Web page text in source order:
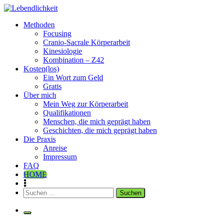
Zum
springen
Lebendlichkeit
Dipl.-Ing. Inge Simetzberger
Methoden
Focusing
Cranio-Sacrale Körperarbeit
Kinesiologie
Kombination – Z42
Kosten(los)
Ein Wort zum Geld
Gratis
Über mich
Mein Weg zur Körperarbeit
Qualifikationen
Menschen, die mich geprägt haben
Geschichten, die mich geprägt haben
Die Praxis
Anreise
Impressum
FAQ
HOME
Suchen
nach: